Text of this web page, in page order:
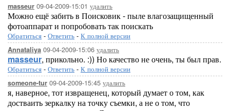
masseur 09-04-2009-15:01 удалить
Можно ещё забить в Поисковик - пыле влагозащищенный
фотоаппарат и попробовать так поискать
Обратиться - Ответить - К полной версии
Annataliya 09-04-2009-15:06 удалить
masseur, прикольно. :)) Но качество не очень, ты был прав.
Обратиться - Ответить - К полной версии
someone-tur 09-04-2009-15:45 удалить
я, наверное, тот извращенец, который думает о том, как
достваить зеркалку на точку съемки, а не о том, что